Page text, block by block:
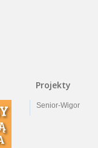
Projekty
Senior-Wigor